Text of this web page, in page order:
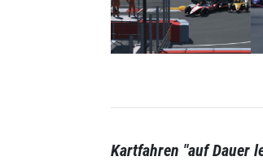
Kartfahren "auf Dauer